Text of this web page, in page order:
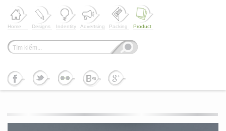
Home Designs Indentity Advertsing Packing Product